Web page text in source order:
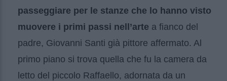
passeggiare per le stanze che lo hanno visto
muovere i primi passi nell’arte a fianco del
padre, Giovanni Santi già pittore affermato. Al
primo piano si trova quella che fu la camera da
letto del piccolo Raffaello, adornata da un